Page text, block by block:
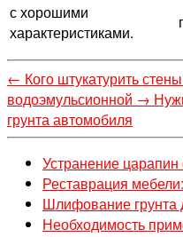
с хорошими
характеристиками.
← Кого штукатурить
водоэмульсионной →
грунта автомобиля
Устранение
Реставрация
Шлифование грунта
Необходимость